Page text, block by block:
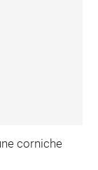
corniche